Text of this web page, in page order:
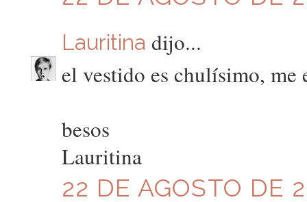
Lauritina dijo...
el vestido es chulísimo, me
besos
Lauritina
22 DE AGOSTO DE